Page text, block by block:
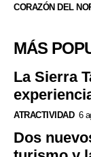
CORAZÓN DEL
MÁS
La Sierra
ATRACTIVIDAD 6
Dos